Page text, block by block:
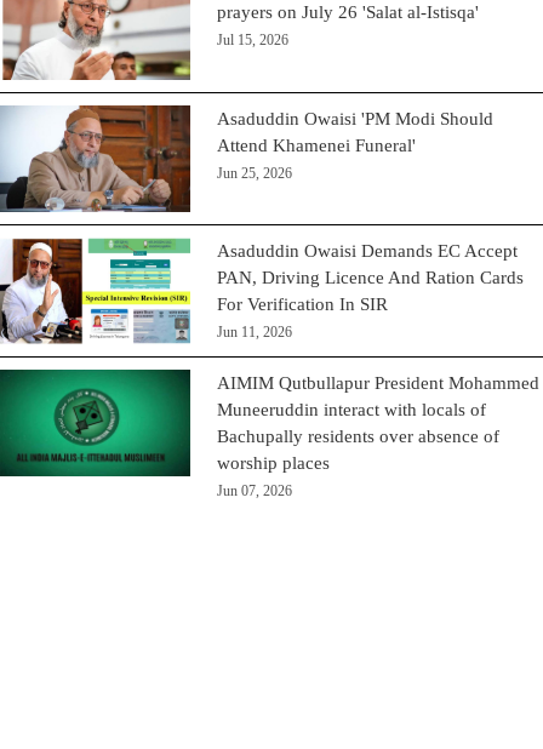
prayers on July 26 'Salat al-Istisqa'
Jul 15, 2026
Asaduddin Owaisi 'PM Modi Should
Attend Khamenei Funeral'
Jun 25, 2026
Asaduddin Owaisi Demands EC Accept
PAN, Driving Licence And Ration Cards
For Verification In SIR
Jun 11, 2026
AIMIM Qutbullapur President Mohammed
Muneeruddin interact with locals of
Bachupally residents over absence of
worship places
Jun 07, 2026